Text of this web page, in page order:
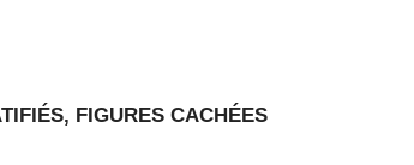
FIGURES CACHÉES